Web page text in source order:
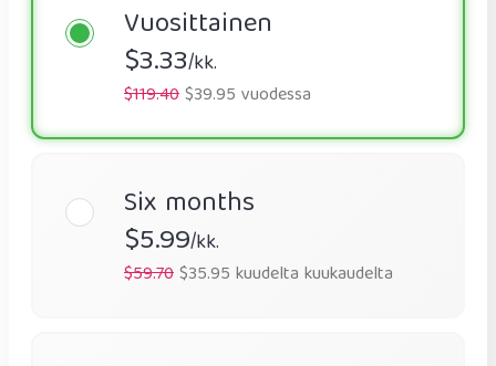
Vuosittainen
$3.33/kk.
$119.40$39.95 vuodessa
Six months
$5.99/kk.
$59.70$35.95 kuudelta kuukaudelta